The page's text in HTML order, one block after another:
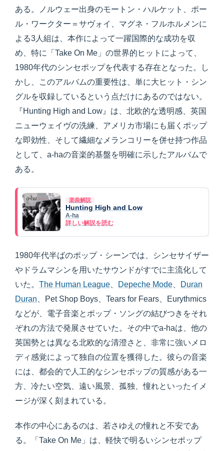
ある。ノルウェー出身のモートン・ハルケット、ポー
ル・ワークター＝サヴォイ、マグネ・フルホルメンに
よる3人組は、本作によって一躍国際的な成功を収
め、特に「Take On Me」の世界的ヒットによって、
1980年代のシンセポップを代表する存在となった。し
かし、このアルバムの重要性は、単に大ヒット・シン
グルを収録しているという点だけにあるのではない。
『Hunting High and Low』は、北欧的な透明感、英国
ニューウェイヴの洗練、アメリカ市場にも届くポップ
な即効性、そして繊細なメランコリーを併せ持つ作品
として、a-haの音楽的基盤を明確に示したアルバムで
ある。
楽曲解説
Hunting High and Low
A-ha
詳しい解説を読む
1980年代半ばのポップ・シーンでは、シンセサイザー
やドラムマシンを用いたサウンドがすでに主流化して
いた。 The Human League Depeche Mode
Duran
Duran 、Pet Shop Boys、Tears for Fears、Eurythmics
などが、電子音楽とポップ・ソングの結びつきをそれ
ぞれの方法で発展させていた。その中でa-haは、他の
英国勢とは異なる北欧的な清澄さと、非常に強いメロ
ディ感覚によって独自の位置を獲得した。彼らの音楽
には、都会的で人工的なシンセポップの質感がある一
方、冷たい空気、遠い風景、孤独、憧れといったイメ
ージが深く刻まれている。
本作の中心にあるのは、若さゆえの憧れと不安であ
る。「Take On Me」は、軽快で明るいシンセポップ